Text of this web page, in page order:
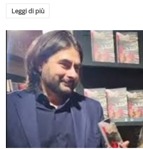
Leggi di più